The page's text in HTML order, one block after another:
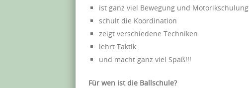
ist ganz viel Bewegung und Motorikschulung
schult die Koordination
zeigt verschiedene Techniken
lehrt Taktik
und macht ganz viel Spaß!!!
Für wen ist die Ballschule?